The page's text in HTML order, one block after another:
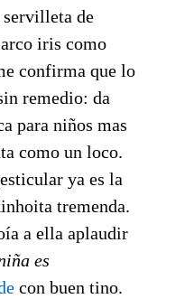
de
iris como
confirma que lo
remedio: da
para niños mas
como un loco.
ya es la
tremenda.
a ella aplaudir
es
con buen tino.